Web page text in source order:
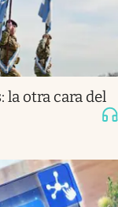
la otra cara del